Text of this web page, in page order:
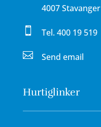
4007 Stavanger
 Tel.400 19 519
 Send email
Hurtiglinker